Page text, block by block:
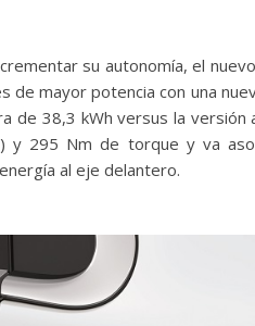
su autonomía, el
de mayor potencia con una
de 38,3 kWh versus la
y 295 Nm de torque y va
al eje delantero.